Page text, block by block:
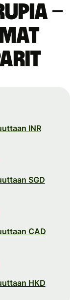
–
INR
SGD
CAD
HKD